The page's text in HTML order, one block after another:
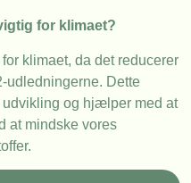
for klimaet?
klimaet, da det reducerer
udledningerne. Dette
og hjælper med at
at mindske vores